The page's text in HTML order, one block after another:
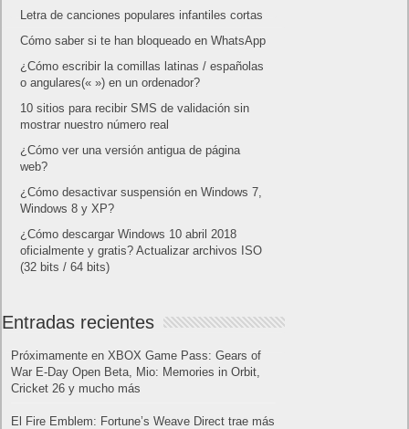
Letra de canciones populares infantiles cortas
Cómo saber si te han bloqueado en WhatsApp
¿Cómo escribir la comillas latinas / españolas
o angulares(« ») en un ordenador?
10 sitios para recibir SMS de validación sin
mostrar nuestro número real
¿Cómo ver una versión antigua de página
web?
¿Cómo desactivar suspensión en Windows 7,
Windows 8 y XP?
¿Cómo descargar Windows 10 abril 2018
oficialmente y gratis? Actualizar archivos ISO
(32 bits / 64 bits)
Entradas recientes
Próximamente en XBOX Game Pass: Gears of
War E-Day Open Beta, Mio: Memories in Orbit,
Cricket 26 y mucho más
El Fire Emblem: Fortune’s Weave Direct trae más